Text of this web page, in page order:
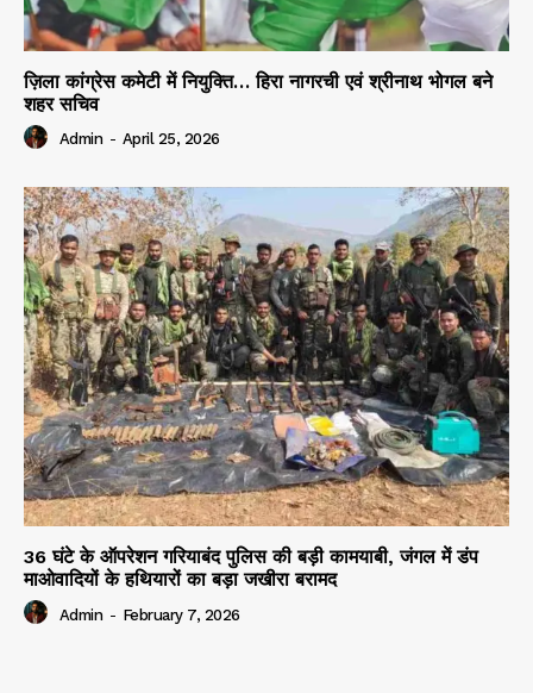
ज़िला कांग्रेस कमेटी में नियुक्ति… हिरा नागरची एवं श्रीनाथ भोगल बने
शहर सचिव
Admin - April 25, 2026
36 घंटे के ऑपरेशन गरियाबंद पुलिस की बड़ी कामयाबी, जंगल में डंप
माओवादियों के हथियारों का बड़ा जखीरा बरामद
Admin - February 7, 2026